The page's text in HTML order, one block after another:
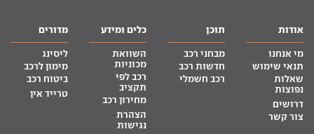
אודות
מי אנחנו
תנאי שימוש
שאלות
נפוצות
דרושים
צור קשר
תוכן
מבחני רכב
חדשות רכב
רכב חשמלי
כלים ומידע
השוואת
מכוניות
רכב לפי
תקציב
מחירון רכב
הצהרת
נגישות
מדורים
ליסינג
מימון לרכב
ביטוח רכב
טרייד אין